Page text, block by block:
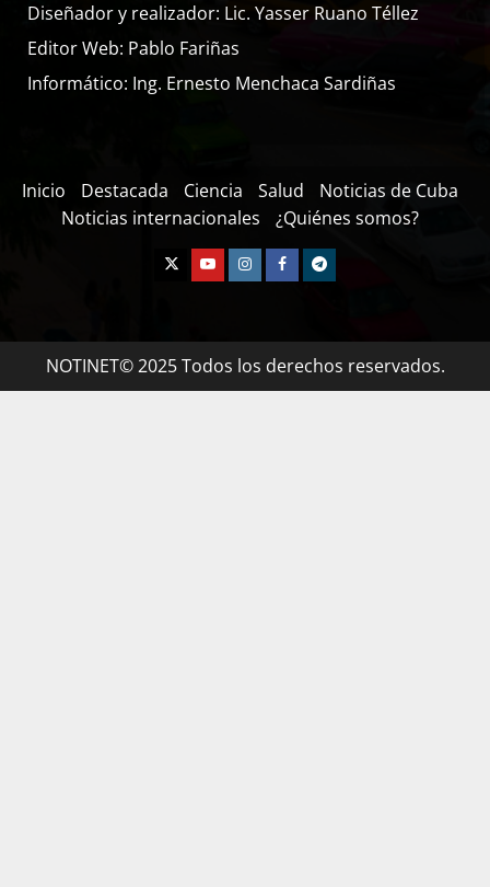
Diseñador y realizador: Lic. Yasser Ruano Téllez
Editor Web: Pablo Fariñas
Informático: Ing. Ernesto Menchaca Sardiñas
Inicio Destacada Ciencia Salud
Noticias de Cuba
Noticias internacionales
¿Quiénes somos?
NOTINET© 2025 Todos los derechos reservados.